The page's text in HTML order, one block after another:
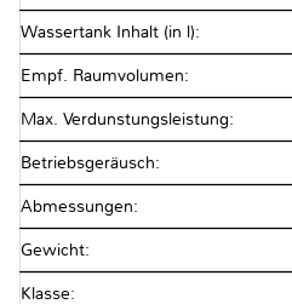
Wassertank Inhalt (in l):
Empf. Raumvolumen:
Max. Verdunstungsleistung:
Betriebsgeräusch:
Abmessungen:
Gewicht:
Klasse: